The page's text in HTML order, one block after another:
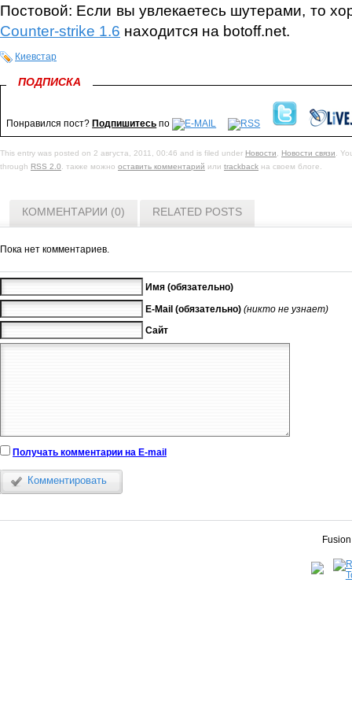
Постовой: Если вы увлекаетесь шутерами, то
Counter-strike 1.6 находится на botoff.net.
Киевстар
ПОДПИСКА
Понравился пост? Подпишитесь по
This entry was posted on 2 августа, 2011, 00:46 and is filed under Новости, Новости связи.
through RSS 2.0. также можно оставить комментарий или trackback на своем блоге.
КОММЕНТАРИИ (0) RELATED POSTS
Пока нет комментариев.
Имя (обязательно)
E-Mail (обязательно) (никто не узнает)
Сайт
Получать комментарии на E-mail
Комментировать